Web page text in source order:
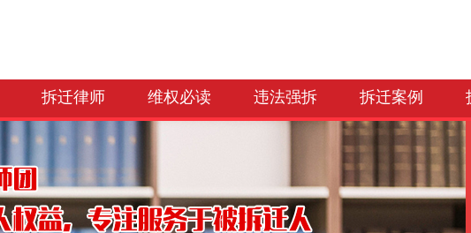
拆迁律师 维权必读 违法强拆 拆迁案例